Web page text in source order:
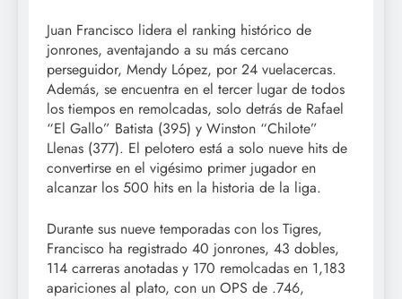
Juan Francisco lidera el ranking histórico de
jonrones, aventajando a su más cercano
perseguidor, Mendy López, por 24 vuelacercas.
Además, se encuentra en el tercer lugar de todos
los tiempos en remolcadas, solo detrás de Rafael
“El Gallo” Batista (395) y Winston “Chilote”
Llenas (377). El pelotero está a solo nueve hits de
convertirse en el vigésimo primer jugador en
alcanzar los 500 hits en la historia de la liga.
Durante sus nueve temporadas con los Tigres,
Francisco ha registrado 40 jonrones, 43 dobles,
114 carreras anotadas y 170 remolcadas en 1,183
apariciones al plato, con un OPS de .746,